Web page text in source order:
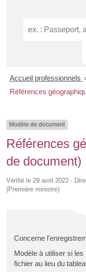
Accueil professionnels
Références
Modèle de document
Références
de document)
Vérifié le 29 avril 2022 -
(Première ministre)
Concerne
Modèle à utiliser si
fichier au lieu du